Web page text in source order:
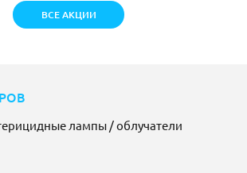
ВСЕ АКЦИИ
лампы / облучатели